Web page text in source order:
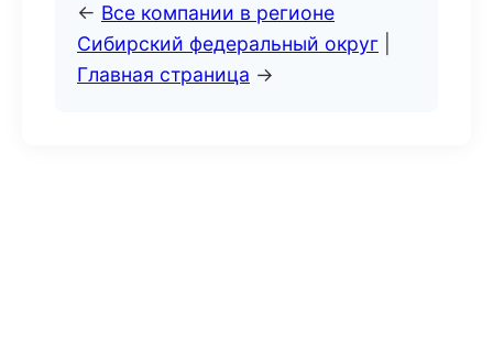
← Все компании в регионе
Сибирский федеральный округ
Главная страница →